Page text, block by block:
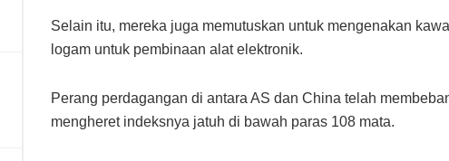
Selain itu, mereka juga memutuskan untuk mengenakan
logam untuk pembinaan alat elektronik.
Perang perdagangan di antara AS dan China telah
mengheret indeksnya jatuh di bawah paras 108 mata.